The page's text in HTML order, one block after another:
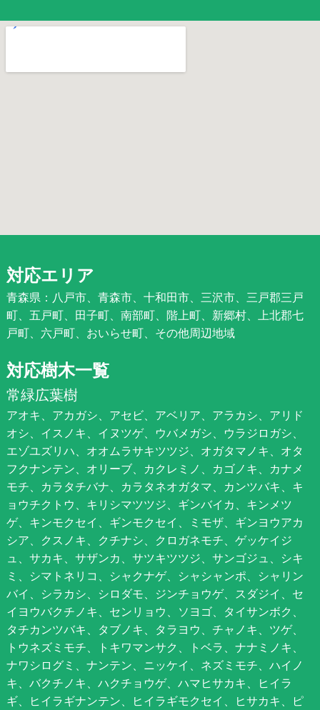
対応エリア
青森県：八戸市、青森市、十和田市、三沢市、三戸郡三戸
町、五戸町、田子町、南部町、階上町、新郷村、上北郡七
戸町、六戸町、おいらせ町、その他周辺地域
対応樹木一覧
常緑広葉樹
アオキ、アカガシ、アセビ、アベリア、アラカシ、アリド
オシ、イスノキ、イヌツゲ、ウバメガシ、ウラジロガシ、
エゾユズリハ、オオムラサキツツジ、オガタマノキ、オタ
フクナンテン、オリーブ、カクレミノ、カゴノキ、カナメ
モチ、カラタチバナ、カラタネオガタマ、カンツバキ、キ
ョウチクトウ、キリシマツツジ、ギンバイカ、キンメツ
ゲ、キンモクセイ、ギンモクセイ、ミモザ、ギンヨウアカ
シア、クスノキ、クチナシ、クロガネモチ、ゲッケイジ
ュ、サカキ、サザンカ、サツキツツジ、サンゴジュ、シキ
ミ、シマトネリコ、シャクナゲ、シャシャンポ、シャリン
バイ、シラカシ、シロダモ、ジンチョウゲ、スダジイ、セ
イヨウバクチノキ、センリョウ、ソヨゴ、タイサンボク、
タチカンツバキ、タブノキ、タラヨウ、チャノキ、ツゲ、
トウネズミモチ、トキワマンサク、トベラ、ナナミノキ、
ナワシログミ、ナンテン、ニッケイ、ネズミモチ、ハイノ
キ、バクチノキ、ハクチョウゲ、ハマヒサカキ、ヒイラ
ギ、ヒイラギナンテン、ヒイラギモクセイ、ヒサカキ、ピ